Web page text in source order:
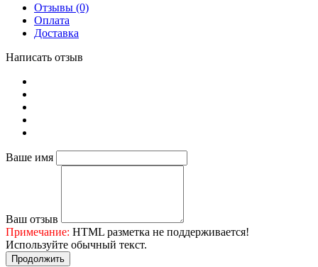
Отзывы (0)
Оплата
Доставка
Написать отзыв
Ваше имя
Ваш отзыв
Примечание: HTML разметка не поддерживается!
Используйте обычный текст.
Продолжить